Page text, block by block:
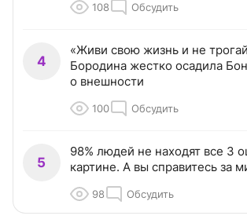
108 Обсудить
4
«Живи свою жизнь и не
Бородина жестко осадила
о внешности
100 Обсудить
5
98% людей не находят все 3
картине. А вы справитесь за
98 Обсудить